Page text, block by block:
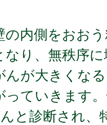
の内側をおお
なり、無秩序
んが大きくな
っていきます
と診断され、